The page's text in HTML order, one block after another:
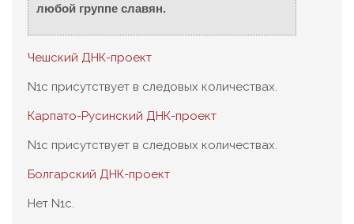
любой группе славян.
Чешский ДНК-проект
N1c присутствует в следовых количествах.
Карпато-Русинский ДНК-проект
N1c присутствует в следовых количествах.
Болгарский ДНК-проект
Нет N1c.